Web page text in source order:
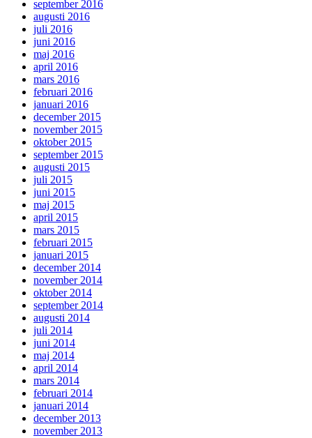
september 2016
augusti 2016
juli 2016
juni 2016
maj 2016
april 2016
mars 2016
februari 2016
januari 2016
december 2015
november 2015
oktober 2015
september 2015
augusti 2015
juli 2015
juni 2015
maj 2015
april 2015
mars 2015
februari 2015
januari 2015
december 2014
november 2014
oktober 2014
september 2014
augusti 2014
juli 2014
juni 2014
maj 2014
april 2014
mars 2014
februari 2014
januari 2014
december 2013
november 2013